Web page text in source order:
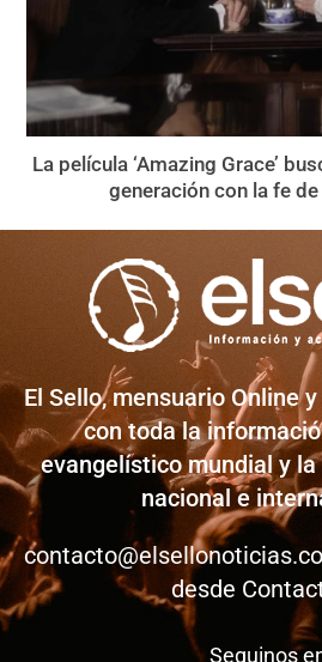
La película ‘Amazing Grace’
generación con la fe
El Sello, mensuario Online
con toda la
evangelístico mundial y
nacional e
desde
Seguinos